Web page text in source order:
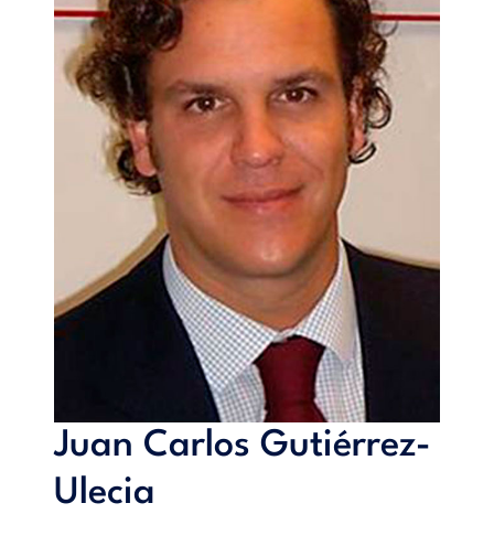
Juan Carlos Gutiérrez-
Ulecia